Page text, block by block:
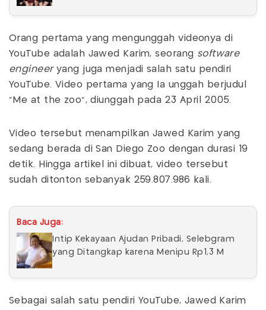
Orang pertama yang mengunggah videonya di
YouTube adalah Jawed Karim, seorang software
engineeryang juga menjadi salah satu pendiri
YouTube. Video pertama yang Ia unggah berjudul
“Me at the zoo”, diunggah pada 23 April 2005.
Video tersebut menampilkan Jawed Karim yang
sedang berada di San Diego Zoo dengan durasi 19
detik. Hingga artikel ini dibuat, video tersebut
sudah ditonton sebanyak 259.807.986 kali.
Baca Juga:
Intip Kekayaan Ajudan Pribadi, Selebgram
yang Ditangkap karena Menipu Rp1,3 M
Sebagai salah satu pendiri YouTube, Jawed Karim